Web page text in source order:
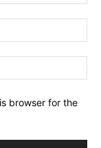
browser for the